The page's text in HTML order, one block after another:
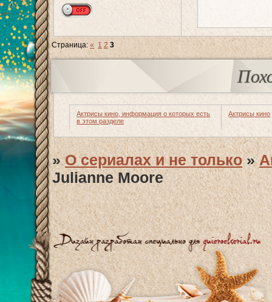
Страница:« 1 2 3
Актрисы кино, информация о которых есть
в этом разделе
Актрисы кино
»О сериалах и не только »
Julianne Moore